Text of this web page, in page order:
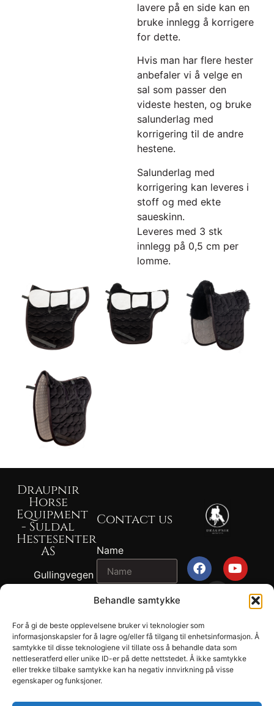
Behandle samtykke
For å gi de beste opplevelsene bruker vi teknologier som
informasjonskapsler for å lagre og/eller få tilgang til enhetsinformasjon. Å
samtykke til disse teknologiene vil tillate oss å behandle data som
nettleseratferd eller unike ID-er på dette nettstedet. Å ikke samtykke
eller trekke tilbake samtykke kan ha negativ innvirkning på visse
egenskaper og funksjoner.
lavere på en side kan en
bruke innlegg å korrigere
for dette.
Hvis man har flere hester
anbefaler vi å velge en
sal som passer den
videste hesten, og bruke
salunderlag med
korrigering til de andre
hestene.
Salunderlag med
korrigering kan leveres i
stoff og med ekte
saueskinn.
Leveres med 3 stk
innlegg på 0,5 cm per
lomme.
Draupnir
Horse
Equipment
- Suldal
Hestesenter
AS
Gullingvegen
+47 917 82
767 - John
Ragnvald
Ness
+47 902 04
694 - Tonje
2024
Draupnir® -
Suldal
Hestesenter
Contact us
Name
Email
Message